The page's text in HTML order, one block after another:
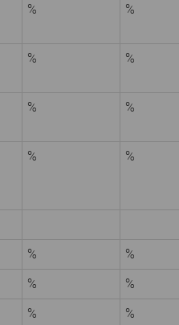
% %
% %
% %
% %
%
%
%
%
% %